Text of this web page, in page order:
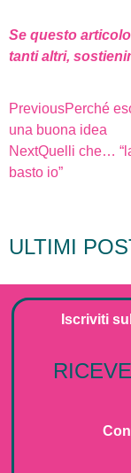
Se questo
tanti altri,
PreviousPerché
una buona idea
NextQuelli che…
basto io”
ULTIMI
Iscriviti